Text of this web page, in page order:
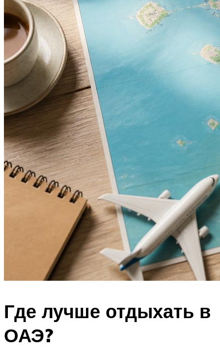
Где лучше отдыхать в
ОАЭ?